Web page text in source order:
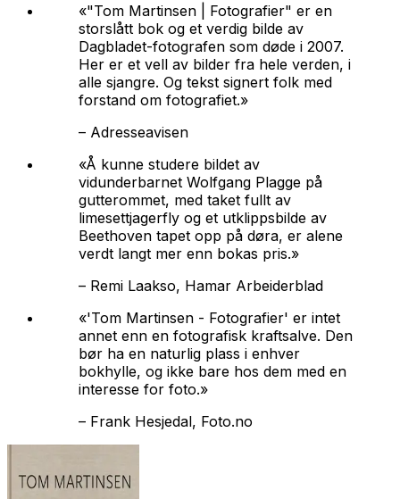
«"Tom Martinsen | Fotografier" er en
storslått bok og et verdig bilde av
Dagbladet-fotografen som døde i 2007.
Her er et vell av bilder fra hele verden, i
alle sjangre. Og tekst signert folk med
forstand om fotografiet.»
– Adresseavisen
«Å kunne studere bildet av
vidunderbarnet Wolfgang Plagge på
gutterommet, med taket fullt av
limesettjagerfly og et utklippsbilde av
Beethoven tapet opp på døra, er alene
verdt langt mer enn bokas pris.»
– Remi Laakso, Hamar Arbeiderblad
«'Tom Martinsen - Fotografier' er intet
annet enn en fotografisk kraftsalve. Den
bør ha en naturlig plass i enhver
bokhylle, og ikke bare hos dem med en
interesse for foto.»
– Frank Hesjedal, Foto.no